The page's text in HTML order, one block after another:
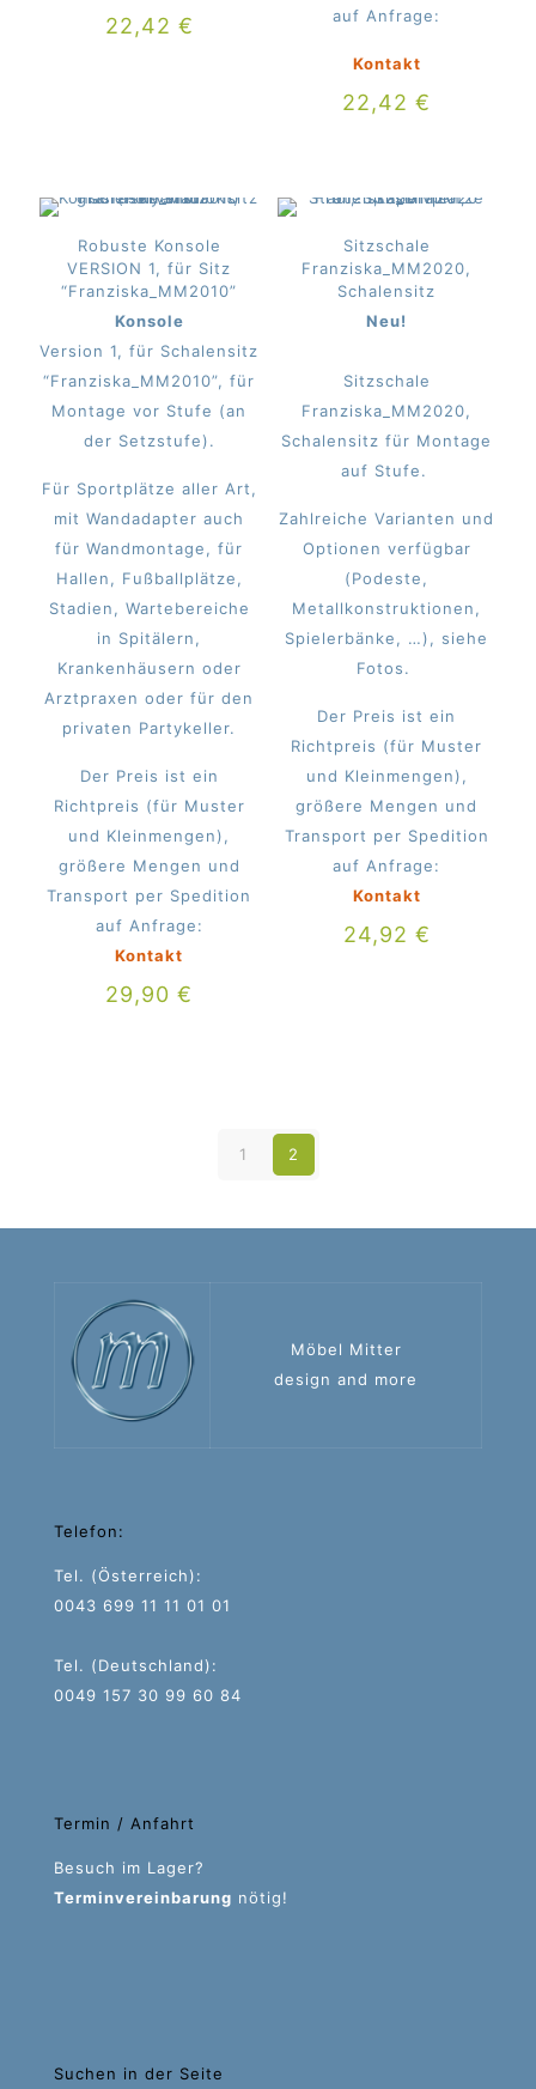
22,42 €
auf Anfrage:
Kontakt
22,42€
Robuste Konsole
VERSION 1, für Sitz
“Franziska_MM2010”
Konsole
Version 1, für Schalensitz
“Franziska_MM2010”, für
Montage vor Stufe (an
der Setzstufe).
Für Sportplätze aller Art,
mit Wandadapter auch
für Wandmontage, für
Hallen, Fußballplätze,
Stadien, Wartebereiche
in Spitälern,
Krankenhäusern oder
Arztpraxen oder für den
privaten Partykeller.
Der Preis ist ein
Richtpreis (für Muster
und Kleinmengen),
größere Mengen und
Transport per Spedition
auf Anfrage:
Kontakt
29,90€
Sitzschale
Franziska_MM2020,
Schalensitz
Neu!
Sitzschale
Franziska_MM2020,
Schalensitz für Montage
auf Stufe.
Zahlreiche Varianten und
Optionen verfügbar
(Podeste,
Metallkonstruktionen,
Spielerbänke, …), siehe
Fotos.
Der Preis ist ein
Richtpreis (für Muster
und Kleinmengen),
größere Mengen und
Transport per Spedition
auf Anfrage:
Kontakt
24,92 €
1 2
Möbel Mitter
design and more
Telefon:
Tel. (Österreich):
0043 699 11 11 01 01
Tel. (Deutschland):
0049 157 30 99 60 84
Termin / Anfahrt
Besuch im Lager?
Terminvereinbarung nötig!
Suchen in der Seite